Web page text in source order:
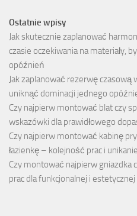
Ostatnie wpisy
Jak skutecznie zaplanować
czasie oczekiwania na materiały,
opóźnień
Jak zaplanować rezerwę
uniknąć dominacji jednego
Czy najpierw montować blat czy
wskazówki dla prawidłowego
Czy najpierw montować kabinę
łazienkę – kolejność prac i
Czy montować najpierw gniazdka
prac dla funkcjonalnej i estetycznej